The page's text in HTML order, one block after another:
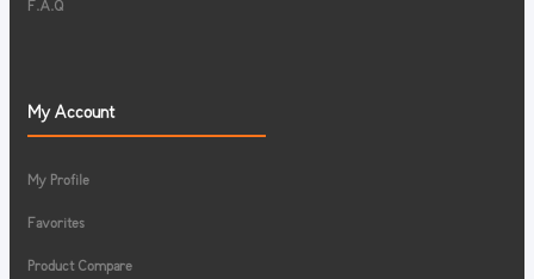
F.A.Q
My Account
My Profile
Favorites
Product Compare